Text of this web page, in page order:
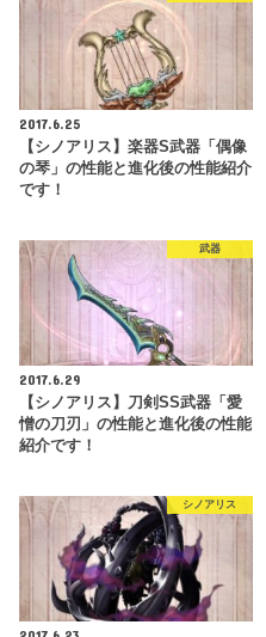
2017.6.25
【シノアリス】楽器S武器「偶像
の琴」の性能と進化後の性能紹介
です！
武器
2017.6.29
【シノアリス】刀剣SS武器「愛
憎の刀刃」の性能と進化後の性能
紹介です！
シノアリス